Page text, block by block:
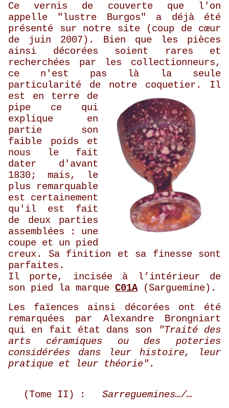
Ce vernis de couverte que l'on
appelle "lustre Burgos" a déjà été
présenté sur notre site (coup de cœur
de juin 2007). Bien que les pièces
ainsi décorées soient rares et
recherchées par les collectionneurs,
ce n'est pas là la seule
particularité de notre coquetier.
Il
est en terre de
pipe ce qui
explique en
partie son
faible poids et
nous le fait
dater d'avant
1830; mais, le
plus remarquable
est certainement
qu'il est fait
de deux parties
assemblées : une
coupe et un pied
creux. Sa finition et sa finesse sont
parfaites.
Il porte, incisée à l’intérieur de
son pied la marque C01A(Sarguemine).
Les faïences ainsi décorées ont été
remarquées par Alexandre Brongniart
qui en fait état dans son
"Traité des
arts céramiques ou des poteries
considérées dans leur histoire, leur
pratique et leur théorie".
(Tome II) : Sarreguemines…/…